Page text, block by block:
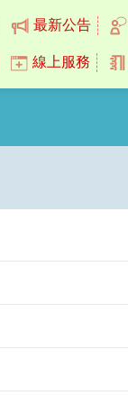
最新公告
線上服務